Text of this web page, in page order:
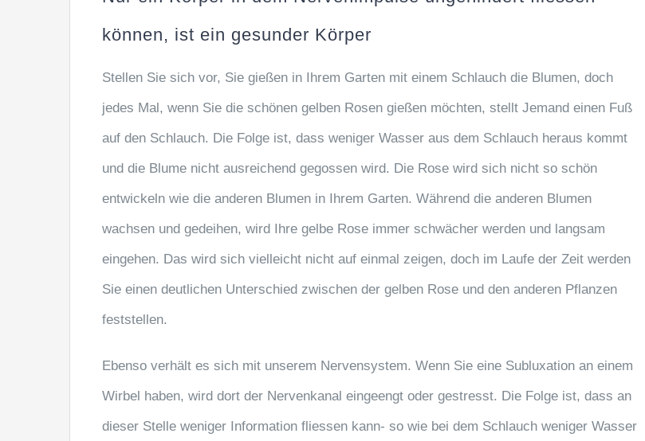
können, ist ein gesunder Körper
Stellen Sie sich vor, Sie gießen in Ihrem Garten mit einem Schlauch die Blumen, doch
jedes Mal, wenn Sie die schönen gelben Rosen gießen möchten, stellt Jemand einen Fuß
auf den Schlauch. Die Folge ist, dass weniger Wasser aus dem Schlauch heraus kommt
und die Blume nicht ausreichend gegossen wird. Die Rose wird sich nicht so schön
entwickeln wie die anderen Blumen in Ihrem Garten. Während die anderen Blumen
wachsen und gedeihen, wird Ihre gelbe Rose immer schwächer werden und langsam
eingehen. Das wird sich vielleicht nicht auf einmal zeigen, doch im Laufe der Zeit werden
Sie einen deutlichen Unterschied zwischen der gelben Rose und den anderen Pflanzen
feststellen.
Ebenso verhält es sich mit unserem Nervensystem. Wenn Sie eine Subluxation an einem
Wirbel haben, wird dort der Nervenkanal eingeengt oder gestresst. Die Folge ist, dass an
dieser Stelle weniger Information fliessen kann- so wie bei dem Schlauch weniger Wasser